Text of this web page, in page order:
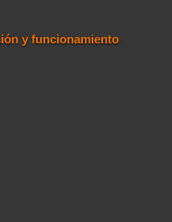
y funcionamiento